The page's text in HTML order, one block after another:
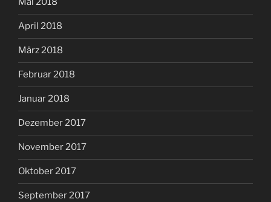
April 2018
März 2018
Februar 2018
Januar 2018
Dezember 2017
November 2017
Oktober 2017
September 2017